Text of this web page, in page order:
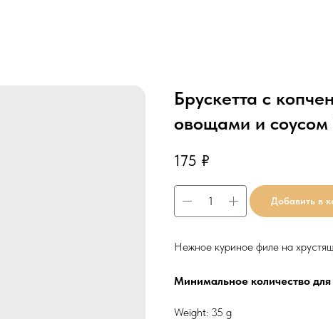
Брускетта с
овощами и соусом
175 ₽
Добавить в
Нежное куриное филе на
Минимальное количество для
Weight: 35 g